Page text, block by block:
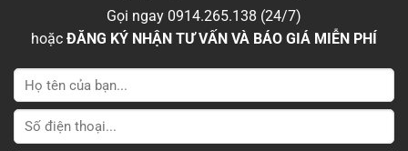
Gọi ngay 0914.265.138 (24/7)
hoặc ĐĂNG KÝ NHẬN TƯ VẤN VÀ BÁO GIÁ MIỄN PHÍ